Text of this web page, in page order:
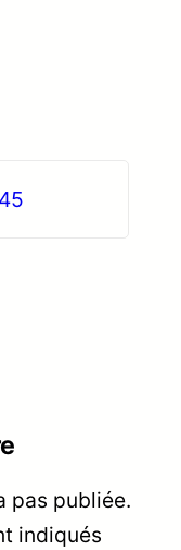
pas publiée.
indiqués